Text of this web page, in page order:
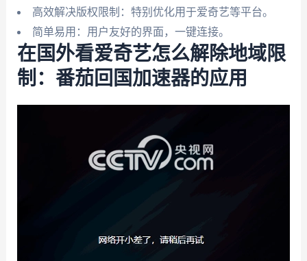
高效解决版权限制：特别优化用于爱奇艺等平台。
简单易用：用户友好的界面，一键连接。
在国外看爱奇艺怎么解除地域限
制：番茄回国加速器的应用